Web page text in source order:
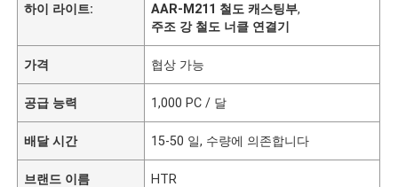
하이 라이트:
AAR-M211 철도 캐스팅부,
주조 강 철도 너클 연결기
가격 협상 가능
공급 능력 1,000 PC / 달
배달 시간 15-50 일, 수량에 의존합니다
브랜드 이름 HTR